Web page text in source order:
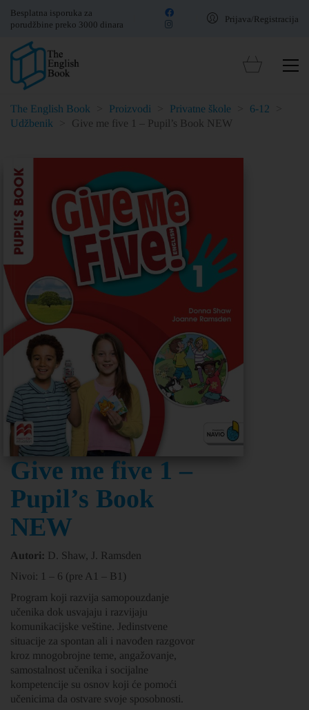
Besplatna isporuka za
porudžbine preko 3000 dinara
Prijava/Registracija
The English Book Proizvodi Privatne škole 6-12
Udžbenik
Give me five 1 – Pupil’s Book NEW
Give me five 1 –
Pupil’s Book
NEW
Autori: D. Shaw, J. Ramsden
Nivoi: 1 – 6 (pre A1 – B1)
Program koji razvija samopouzdanje
učenika dok usvajaju i razvijaju
komunikacijske veštine. Jedinstvene
situacije za spontan ali i navođen razgovor
kroz mnogobrojne teme, angažovanje,
samostalnost učenika i socijalne
kompetencije su osnov koji će pomoći
učenicima da ostvare svoje sposobnosti.